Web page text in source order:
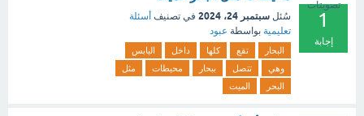
تصويتات
1
إجابة
سُئل سبتمبر 24، 2024 في تصنيف أسئلة
تعليمية بواسطة عبود
البحار تقع كلها داخل
اليابس
وهي
تتصل ببحار محيطات
مثل
البحر
الميت